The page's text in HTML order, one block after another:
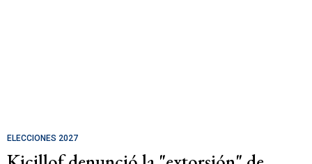
ELECCIONES 2027